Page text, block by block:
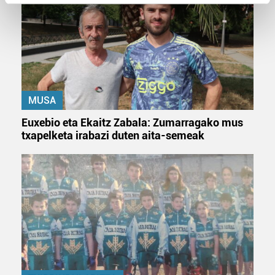
Find out more about how your personal data is processed
and set your preferences in thedetails section.
Guk eta gure bazkideek zure datu pertsonalak
prozesatzen ditugu, zure IP zenbakia, besteak beste,
teknologia erabiliz, cookieak adibidez, iragarki eta eduki
pertsonalizatuak eskaintzeko, iragarkiak eta edukia
neurtzeko, jendeari buruzko informazioa biltzeko eta
produktuak garatzeko. Zure datuak nork eta zertarako
erabiltzen dituen hauta dezakezu.
Bazkide batzuek ez dizute baimenik eskatzen, eta beren
interes komertzial legitimoetan babesten dira. Ikusi gure
bazkideen zerrenda, beren ustez zein helburutarako
duten interes legitimoa eta horren aurka nola egin
dezakezun ikusteko.
Lortu zure datu pertsonalak prozesatzeko moduari
MUSA
Euxebio eta Ekaitz Zabala: Zumarragako mus
txapelketa irabazi duten aita-semeak